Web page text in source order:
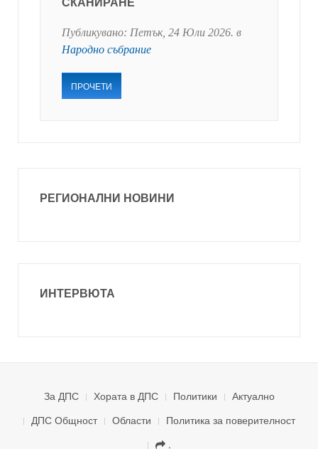
Публикувано: Петък, 24 Юли 2026. в
Народно събрание
ПРОЧЕТИ
РЕГИОНАЛНИ НОВИНИ
ИНТЕРВЮТА
За ДПС Хората в ДПС Политики
Актуално
ДПС Общност
Области
Политика за поверителност
.